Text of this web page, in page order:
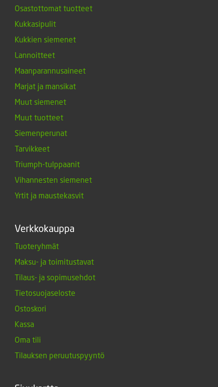
Osastottomat tuotteet
Kukkasipulit
Kukkien siemenet
Lannoitteet
Maanparannusaineet
Marjat ja mansikat
Muut siemenet
Muut tuotteet
Siemenperunat
Tarvikkeet
Triumph-tulppaanit
Vihannesten siemenet
Yrtit ja maustekasvit
Verkkokauppa
Tuoteryhmät
Maksu- ja toimitustavat
Tilaus- ja sopimusehdot
Tietosuojaseloste
Ostoskori
Kassa
Oma tili
Tilauksen peruutuspyyntö